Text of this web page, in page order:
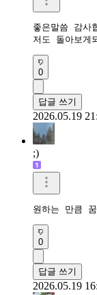
좋은말씀 감사
저도 돌아보게
0
답글 쓰기
2026.05.19
;)
원하는 만큼
0
답글 쓰기
2026.05.19